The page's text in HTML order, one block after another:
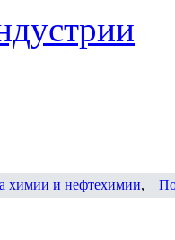
химии и нефтехимии,